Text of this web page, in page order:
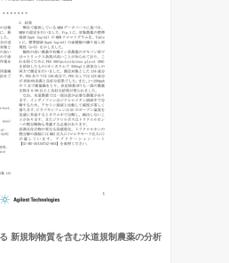
新規制物質を含む水道規制農薬の分析